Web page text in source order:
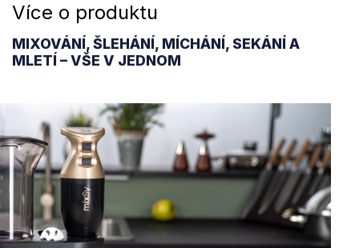
Více o produktu
MIXOVÁNÍ, ŠLEHÁNÍ, MÍCHÁNÍ, SEKÁNÍ A
MLETÍ – VŠE V JEDNOM